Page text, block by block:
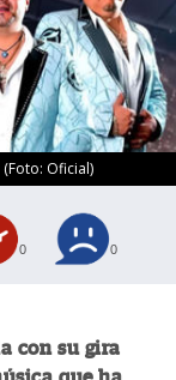
Oficial)
0 0
con su gira